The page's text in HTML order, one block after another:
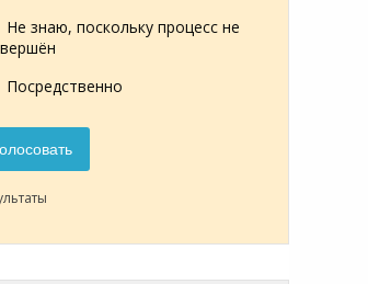
Не знаю, поскольку процесс не
Посредственно